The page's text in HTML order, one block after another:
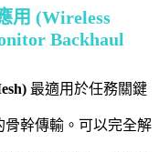
用 (Wireless
Backhaul
最適用於任務關鍵
幹傳輸。可以完全解